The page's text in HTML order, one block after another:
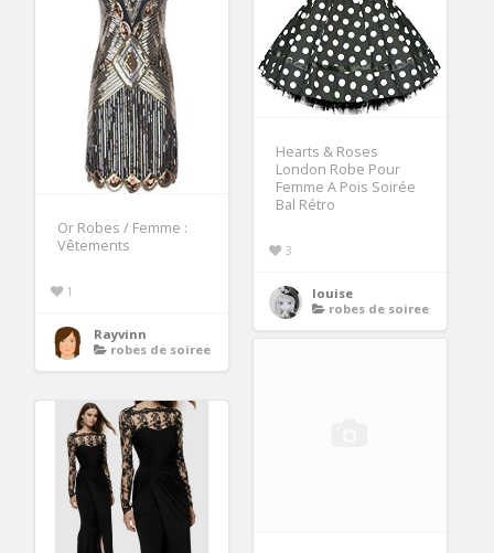
Hearts & Roses
London Robe Pour
Femme A Pois Soirée
Bal Rétro
3
louise
robes de soiree
Or Robes / Femme :
Vêtements
1
Rayvinn
robes de soiree